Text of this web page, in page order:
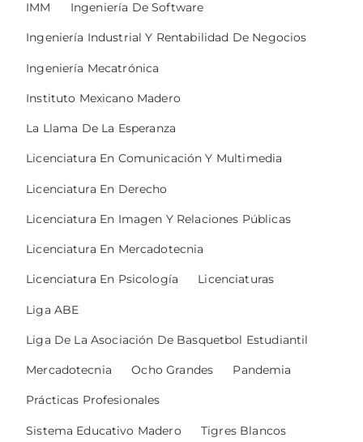
IMM Ingeniería De Software
Ingeniería Industrial Y Rentabilidad De Negocios
Ingeniería Mecatrónica
Instituto Mexicano Madero
La Llama De La Esperanza
Licenciatura En Comunicación Y Multimedia
Licenciatura En Derecho
Licenciatura En Imagen Y Relaciones Públicas
Licenciatura En Mercadotecnia
Licenciatura En Psicología Licenciaturas
Liga ABE
Liga De La Asociación De Basquetbol Estudiantil
Mercadotecnia Ocho Grandes Pandemia
Prácticas Profesionales
Sistema Educativo Madero Tigres Blancos